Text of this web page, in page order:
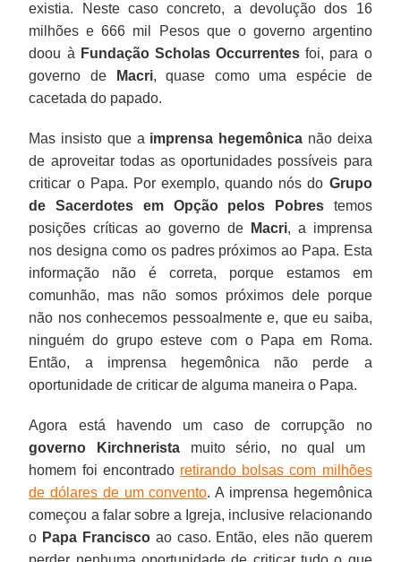
existia. Neste caso concreto, a devolução dos 16
milhões e 666 mil Pesos que o governo argentino
doou à Fundação Scholas Occurrentes foi, para o
governo de
Macri, quase como uma espécie de
cacetada do papado.
Mas insisto que a imprensa hegemônica não deixa
de aproveitar todas as oportunidades possíveis para
criticar o Papa. Por exemplo, quando nós do Grupo
de Sacerdotes em Opção pelos Pobrestemos
posições críticas ao governo de
Macri, a imprensa
nos designa como os padres próximos ao Papa. Esta
informação não é correta, porque estamos em
comunhão, mas não somos próximos dele porque
não nos conhecemos pessoalmente e, que eu saiba,
ninguém do grupo esteve com o Papa em Roma.
Então, a imprensa hegemônica não perde a
oportunidade de criticar de alguma maneira o Papa.
Agora está havendo um caso de corrupção no
governo Kirchnerista muito sério, no qual um
homem foi encontrado retirando bolsas com milhões
de dólares de um convento. A imprensa hegemônica
começou a falar sobre a Igreja, inclusive relacionando
o Papa Franciscoao caso. Então, eles não querem